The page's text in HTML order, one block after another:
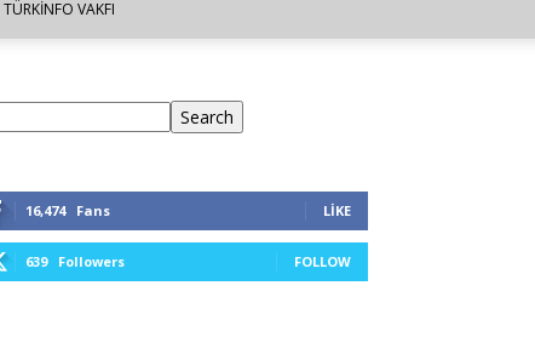
TÜRKINFO VAKFI
Search
16,474 Fans LIKE
639 Followers FOLLOW